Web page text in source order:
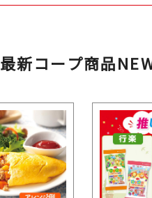
最新コープ商品